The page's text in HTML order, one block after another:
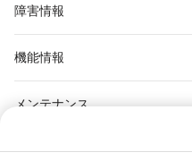
障害情報
機能情報
メンテナンス